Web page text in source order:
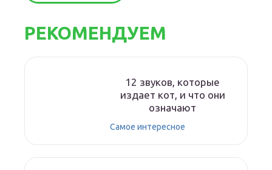
РЕКОМЕНДУЕМ
12 звуков, которые
издает кот, и что они
означают
Самое интересное